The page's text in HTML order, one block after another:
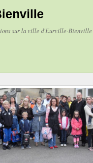
sur la ville d'Eurville-Bienville